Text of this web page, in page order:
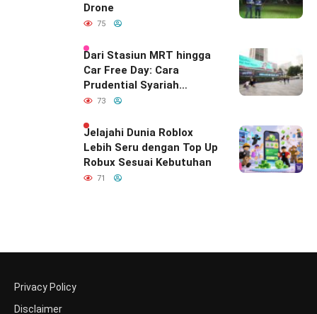
Drone
75
Dari Stasiun MRT hingga
Car Free Day: Cara
Prudential Syariah
Merayakan yang Nomor
Indonesia
73
Jelajahi Dunia Roblox
Lebih Seru dengan Top Up
Robux Sesuai Kebutuhan
71
Privacy Policy
Disclaimer